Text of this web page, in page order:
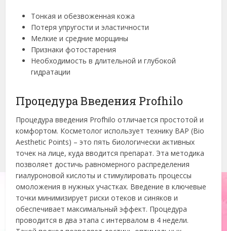
Тонкая и обезвоженная кожа
Потеря упругости и эластичности
Мелкие и средние морщины
Признаки фотостарения
Необходимость в длительной и глубокой
гидратации
Процедура Введения Profhilo
Процедура введения Profhilo отличается простотой и
комфортом. Косметолог использует технику BAP (Bio
Aesthetic Points) – это пять биологически активных
точек на лице, куда вводится препарат. Эта методика
позволяет достичь равномерного распределения
гиалуроновой кислоты и стимулировать процессы
омоложения в нужных участках. Введение в ключевые
точки минимизирует риски отеков и синяков и
обеспечивает максимальный эффект. Процедура
проводится в два этапа с интервалом в 4 недели.